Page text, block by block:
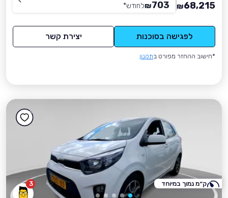
68,215
₪
703
₪לחודש*
לפגישה בסוכנות יצירת קשר
*חישוב ההחזר מפורט בתקנון
3 ק״מ נמוך במיוחד